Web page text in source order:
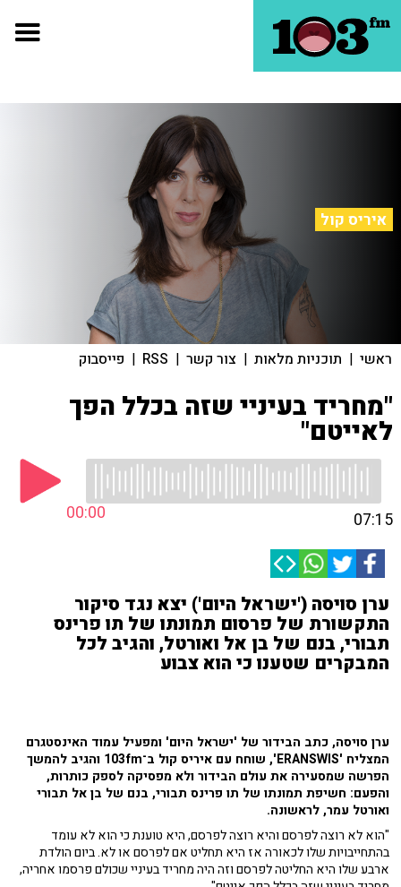
איריס קול
ראשי | תוכניות מלאות | צור קשר |
RSS
| פייסבוק
"מחריד בעיניי שזה בכלל הפך
לאייטם"
00:00 07:15
ערן סויסה ('ישראל היום') יצא נגד סיקור
התקשורת של פרסום תמונתו של תו פרינס
תבורי, בנם של בן אל ואורטל, והגיב לכל
המבקרים שטענו כי הוא צבוע
ערן סויסה, כתב הבידור של 'ישראל היום' ומפעיל עמוד האינסטגרם
המצליח 'ERANSWIS', שוחח עם איריס קול ב־103fm והגיב להמשך
הפרשה שמסעירה את עולם הבידור ולא מפסיקה לספק כותרות,
והפעם: חשיפת תמונתו של תו פרינס תבורי, בנם של בן אל תבורי
ואורטל עמר, לראשונה.
"הוא לא רוצה לפרסם והיא רוצה לפרסם, היא טוענת כי הוא לא עומד
בהתחייבויות שלו לכאורה אז היא תחליט אם לפרסם או לא. ביום הולדת
ארבע שלו היא החליטה לפרסם וזה היה מחריד בעיניי שכולם פרסמו אחריה,